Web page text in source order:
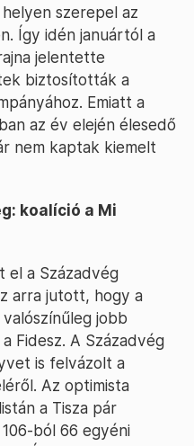
szerepel az
Így idén januártól a
jelentette
biztosították a
Emiatt a
az év elején élesedő
nem kaptak kiemelt
koalíció a Mi
el a Századvég
arra jutott, hogy a
jobb
Fidesz. A Századvég
is felvázolt a
Az optimista
a Tisza pár
ból 66 egyéni